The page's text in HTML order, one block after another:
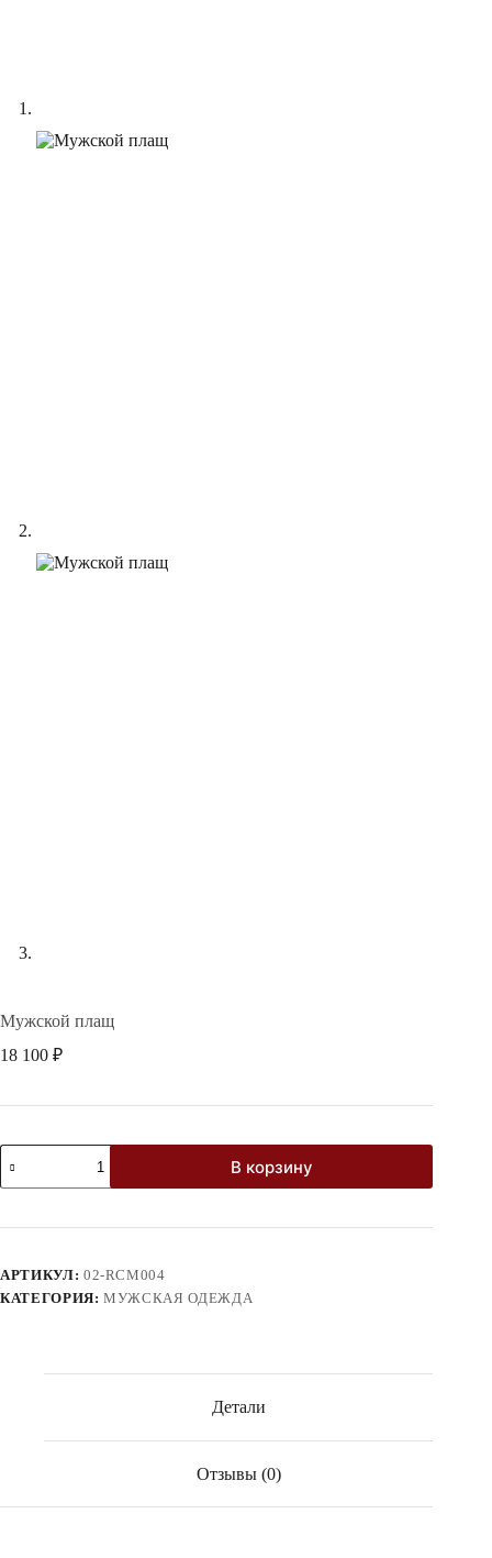
Мужской плащ
18 100 ₽
Количество
товара
Мужской
В корзину
АРТИКУЛ: 02-RCM004
КАТЕГОРИЯ:МУЖСКАЯ ОДЕЖДА
Детали
Отзывы (0)